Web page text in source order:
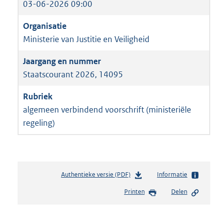
03-06-2026 09:00
Ministerie van Justitie en Veiligheid
Staatscourant 2026, 14095
algemeen verbindend voorschrift (ministeriële
regeling)
Authentieke versie (PDF)b
s
Informatie
Printen Delen